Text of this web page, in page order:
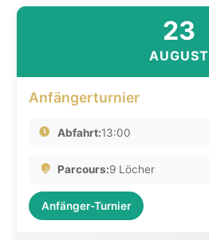
23
AUGUST
Anfängerturnier
Abfahrt:13:00
Parcours:9 Löcher
Anfänger-Turnier